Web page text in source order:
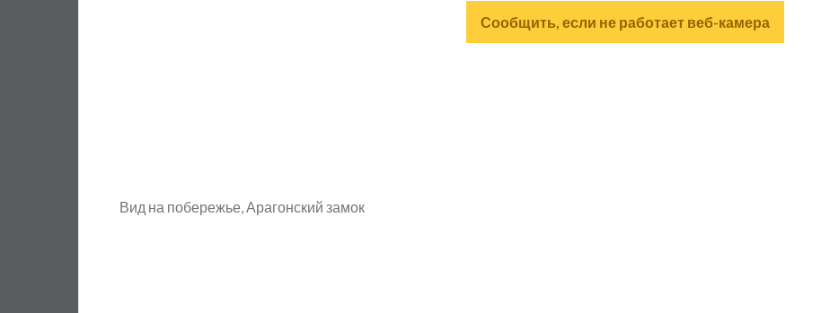
Сообщить, если не работает веб-камера
Вид на побережье, Арагонский замок